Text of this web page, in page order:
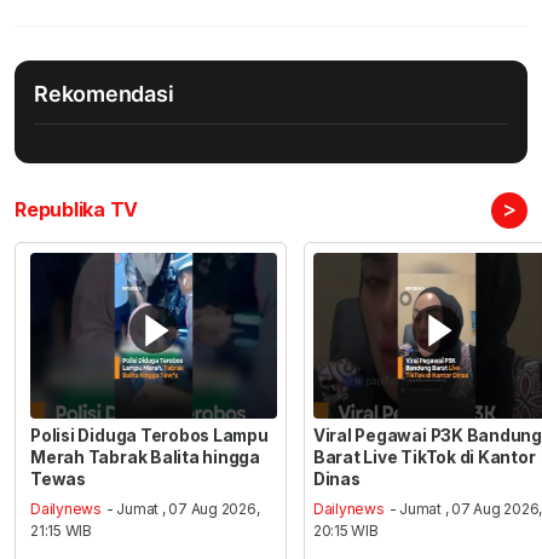
Rekomendasi
Republika TV >
Polisi Diduga Terobos Lampu
Merah Tabrak Balita hingga
Tewas
Dailynews - Jumat , 07 Aug 2026,
21:15 WIB
Viral Pegawai P3K Bandung
Barat Live TikTok di Kantor
Dinas
Dailynews - Jumat , 07 Aug 2026,
20:15 WIB